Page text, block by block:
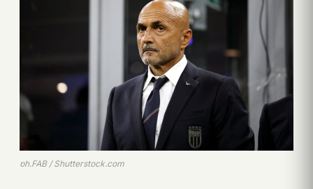
ph.FAB / Shutterstock.com